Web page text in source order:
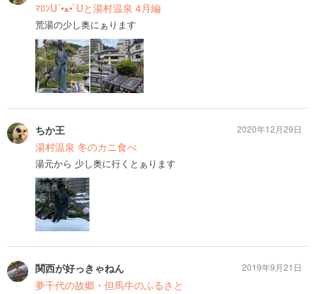
ﾏﾛﾝU´•ﻌ•`Uと湯村温泉 4月編
荒湯の少し奥にぁります
ちか王
湯村温泉 冬のカニ食べ
湯元から 少し奥に行くとぁります
2020年12月29日
関西が好っきゃねん
夢千代の故郷・但馬牛のふるさと
2019年9月21日